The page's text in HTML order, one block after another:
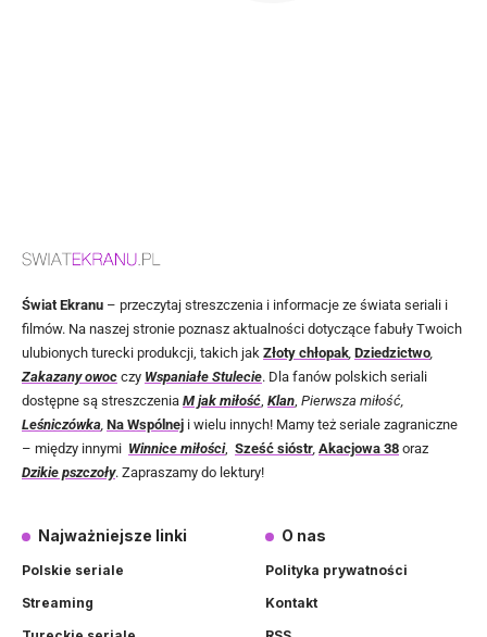
Świat Ekranu – przeczytaj streszczenia i informacje ze świata seriali i
filmów. Na naszej stronie poznasz aktualności dotyczące fabuły Twoich
ulubionych turecki produkcji, takich jak Złoty chłopak, Dziedzictwo,
Zakazany owoc czy Wspaniałe Stulecie. Dla fanów polskich seriali
dostępne są streszczenia M jak miłość, Klan, Pierwsza miłość,
Leśniczówka, Na Wspólnej i wielu innych! Mamy też seriale zagraniczne
– między innymi Winnice miłości, Sześć sióstr, Akacjowa 38 oraz
Dzikie pszczoły. Zapraszamy do lektury!
Najważniejsze linki
Polskie seriale
Streaming
O nas
Polityka prywatności
Kontakt